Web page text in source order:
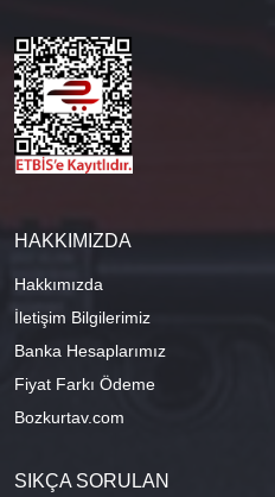
HAKKIMIZDA
Hakkımızda
İletişim Bilgilerimiz
Banka Hesaplarımız
Fiyat Farkı Ödeme
Bozkurtav.com
SIKÇA SORULAN